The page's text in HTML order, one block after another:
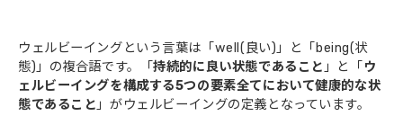
ウェルビーイングという言葉は「well(良い)」と「being(状
態)」の複合語です。「持続的に良い状態であること 」と「 ウ
ェルビーイングを構成する5つの要素全てにおいて健康的な状
態であること 」がウェルビーイングの定義となっています。